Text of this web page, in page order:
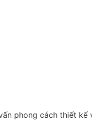
phong cách thiết